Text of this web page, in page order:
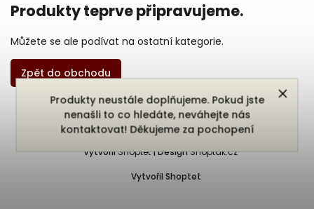
Produkty neustále doplňujeme. Pokud jste
nenašli to co hledáte, neváhejte nás
kontaktovat! Děkujeme za pochopení
Produkty teprve připravujeme.
Můžete se ale podívat na ostatní kategorie.
Zpět do obchodu
Vytvořil Shoptet
Copyright 2026Bukefalos. Všechna práva vyhrazena.
Vytvořil Shoptet | Design Shoptak.cz